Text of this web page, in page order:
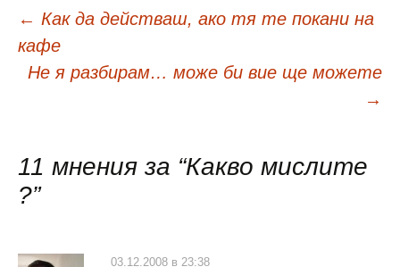
Навигация
публикациите
← Как да действаш, ако тя те покани на
кафе
Не я разбирам… може би вие ще можете
→
11 мнения за “Какво мислите
?”
03.12.2008 в 23:38